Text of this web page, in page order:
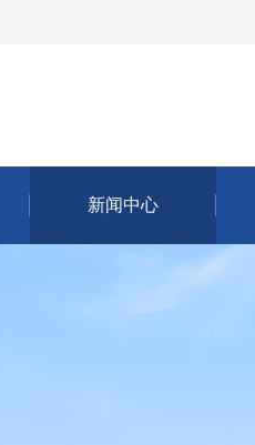
新闻中心